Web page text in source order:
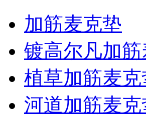
加筋麦克垫
镀高尔凡加
植草加筋麦克
河道加筋麦克